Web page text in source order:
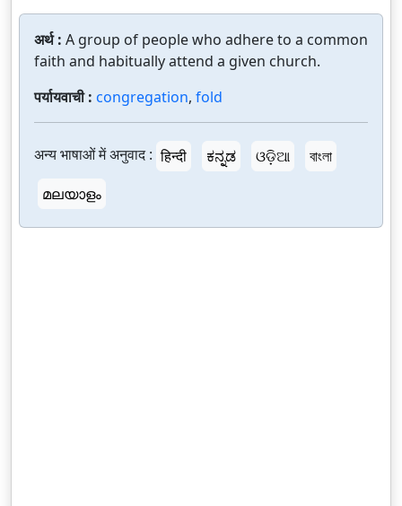
अर्थ : A group of people who adhere to a common
faith and habitually attend a given church.
पर्यायवाची : congregation, fold
अन्य भाषाओं में अनुवाद : हिन्दी ಕನ್ನಡ ଓଡ଼ିଆ
বাংলা
മലയാളം